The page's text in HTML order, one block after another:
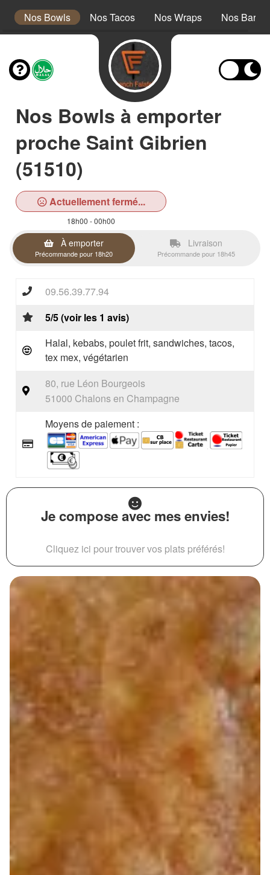
Nos Bowls Nos Tacos Nos Wraps Nos
Nos Bowls à emporter
proche Saint Gibrien
(51510)
Actuellement fermé...
18h00 - 00h00
À emporter
Précommande pour 18h20
Livraison
Précommande pour 18h45
09.56.39.77.94
5/5 (voir les 1 avis)
Halal, kebabs, poulet frit, sandwiches, tacos,
tex mex, végétarien
80, rue Léon Bourgeois
51000 Chalons en Champagne
Moyens de paiement :
Je compose avec mes envies!
Cliquez ici pour trouver vos plats préférés!